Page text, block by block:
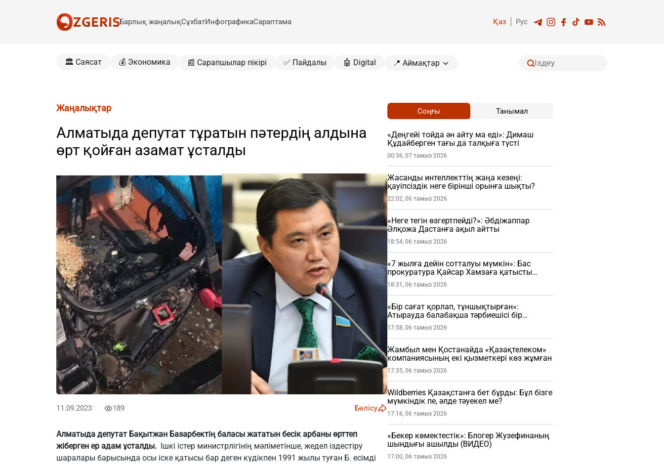
Барлық жаңалықСұхбатИнфографикаСараптама Қаз Рус
🏛️ Саясат 💰 Экономика 📰 Сарапшылар пікірі ✅ Пайдалы 🤖 Digital 📍 Аймақтар
Жаңалықтар
Алматыда депутат тұратын пәтердің алдына
өрт қойған азамат ұсталды
11.09.2023 189 Бөлісу
Алматыда депутат Бақытжан Базарбектің баласы жататын бесік арбаны өрттеп
жіберген ер адам ұсталды. Ішкі істер министрлігінің мәліметінше, жедел іздестіру
шаралары барысында осы іске қатысы бар деген күдікпен 1991 жылы туған Б. есімді
Соңғы Танымал
«Деңгейі тойда ән айту ма еді»: Димаш
Құдайберген тағы да талқыға түсті
00:36, 07 тамыз 2026
Жасанды интеллекттің жаңа кезеңі:
қауіпсіздік неге бірінші орынға шықты?
22:02, 06 тамыз 2026
«Неге тегін өзгертпейді?»: Әбдіжаппар
Әлқожа Дастанға ақыл айтты
18:54, 06 тамыз 2026
«7 жылға дейін сотталуы мүмкін»: Бас
прокуратура Қайсар Хамзаға қатысты
мәлімдеме жасады
18:31, 06 тамыз 2026
«Бір сағат қорлап, тұншықтырған»:
Атырауда балабақша тәрбиешісі бір
жастағы баланы ұрған (ВИДЕО)
17:58, 06 тамыз 2026
Жамбыл мен Қостанайда «Қазақтелеком»
компаниясының екі қызметкері көз жұмған
17:35, 06 тамыз 2026
Wildberries Қазақстанға бет бұрды: Бұл бізге
мүмкіндік пе, әлде тәуекел ме?
17:16, 06 тамыз 2026
«Бекер көмектестік»: Блогер Жузефинаның
шындығы ашылды (ВИДЕО)
17:00, 06 тамыз 2026